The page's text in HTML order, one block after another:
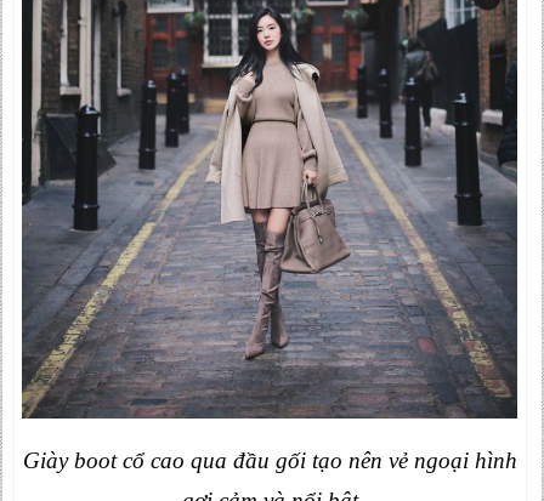
Giày boot cổ cao qua đầu gối tạo nên vẻ ngoại hình